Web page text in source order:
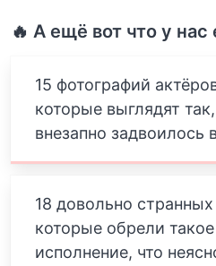
🔥 А ещё вот что у нас
15 фотографий
которые выглядят
внезапно задвоилось
18 довольно
которые обрели
исполнение, что